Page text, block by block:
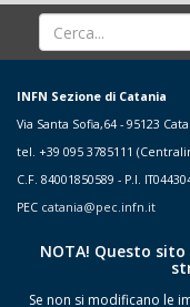
INFN Sezione di Catania
Via Santa Sofia,64 - 95123
tel. +39 095 3785111
C.F. 84001850589 - P.I.
PEC catania@pec.infn.it
NOTA! Questo
Se non si modificano le